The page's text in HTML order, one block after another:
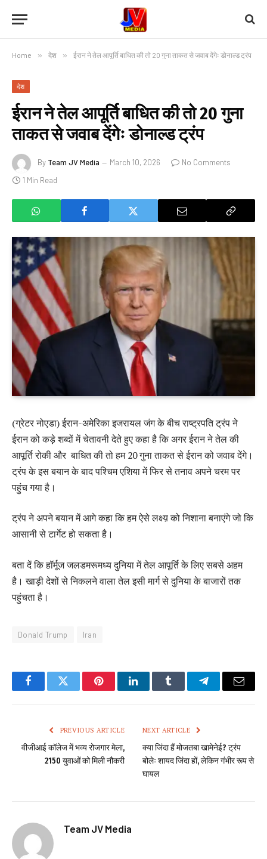
Home » देश » ईरान ने तेल आपूर्ति बाधित की तो 20 गुना ताकत से जवाब देंगेः डोनाल्ड ट्रंप
देश
ईरान ने तेल आपूर्ति बाधित की तो 20 गुना
ताकत से जवाब देंगेः डोनाल्ड ट्रंप
By Team JV Media March 10, 2026
No Comments
1 Min Read
(ग्रेटर नोएडा) ईरान-अमेरिका इजरायल जंग के बीच राष्ट्रपति ट्रंप ने
ईरान को कड़े शब्दों में चेतावनी देते हुए कहा है कि अगर ईरान ने तेल की
आपूर्ति रोकी और बाधित की तो हम 20 गुना ताकत से ईरान को जवाब देंगे।
ट्रंप के इस बयान के बाद पश्चिम एशिया में फिर से तनाव अपने चरम पर
पहुंच गया है।
ट्रंप ने अपने बयान में आगे कहा कि हम ऐसे लक्ष्य़ को निशाना बनाएंगे जो कि
आसानी से टार्गेट हो सकता है।
बता दें कि हॉर्मूज जलडमरूमध्य दुनिया में तेल आपूर्ति के लिए सबसे अहम
है। खाड़ी देशों से निकलने वाला तेल इसी मार्ग से दुनिया के बाजारों तक
पहुंचता है।
Donald Trump Iran
FacebookTwitter PinterestLinkedInTumblr TelegramEmail
PREVIOUS ARTICLE
वीजीआई कॉलेज में भव्य रोजगार मेला,
2150 युवाओं को मिली नौकरी
NEXT ARTICLE
क्या जिंदा हैं मोजतबा खामेनेई? ट्रंप
बोलेः शायद जिंदा हों, लेकिन गंभीर रूप से
घायल
Team JV Media